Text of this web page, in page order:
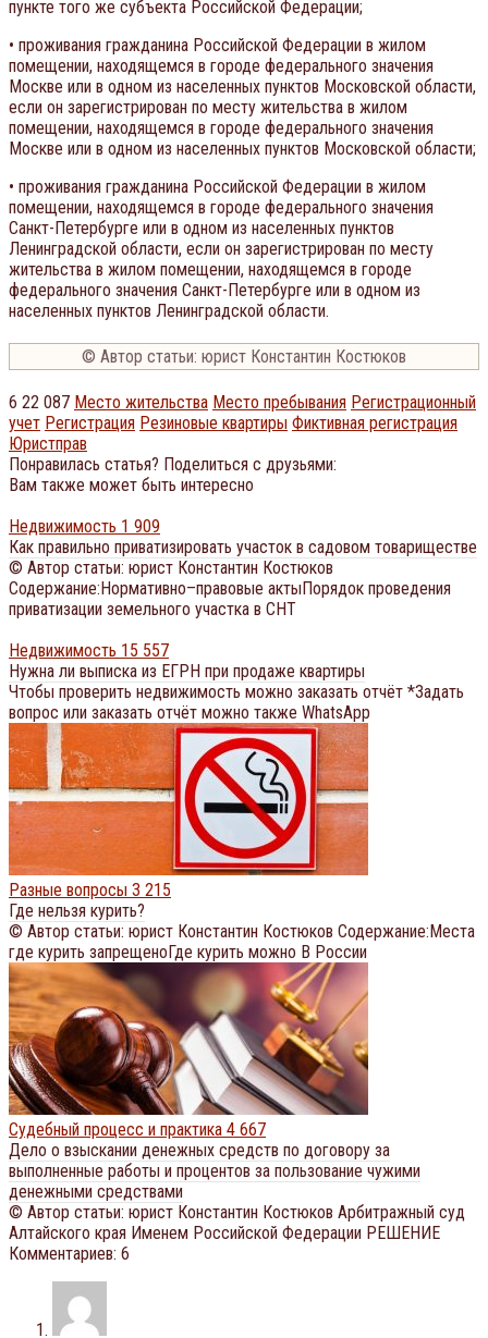
пункте того же субъекта Российской Федерации;
• проживания гражданина Российской Федерации в жилом
помещении, находящемся в городе федерального значения
Москве или в одном из населенных пунктов Московской области,
если он зарегистрирован по месту жительства в жилом
помещении, находящемся в городе федерального значения
Москве или в одном из населенных пунктов Московской области;
• проживания гражданина Российской Федерации в жилом
помещении, находящемся в городе федерального значения
Санкт-Петербурге или в одном из населенных пунктов
Ленинградской области, если он зарегистрирован по месту
жительства в жилом помещении, находящемся в городе
федерального значения Санкт-Петербурге или в одном из
населенных пунктов Ленинградской области.
© Автор статьи: юрист Константин Костюков
6 22 087 Место жительства Место пребывания Регистрационный
учет Регистрация Резиновые квартиры Фиктивная регистрация
Юристправ
Понравилась статья? Поделиться с друзьями:
Вам также может быть интересно
Недвижимость 1 909
Как правильно приватизировать участок в садовом товариществе
© Автор статьи: юрист Константин Костюков
Содержание:Нормативно–правовые актыПорядок проведения
приватизации земельного участка в СНТ
Недвижимость 15 557
Нужна ли выписка из ЕГРН при продаже квартиры
Чтобы проверить недвижимость можно заказать отчёт *Задать
вопрос или заказать отчёт можно также WhatsApp
Разные вопросы 3 215
Где нельзя курить?
© Автор статьи: юрист Константин Костюков Содержание:Места
где курить запрещеноГде курить можно В России
Судебный процесс и практика 4 667
Дело о взыскании денежных средств по договору за
выполненные работы и процентов за пользование чужими
денежными средствами
© Автор статьи: юрист Константин Костюков Арбитражный суд
Алтайского края Именем Российской Федерации РЕШЕНИЕ
Комментариев: 6